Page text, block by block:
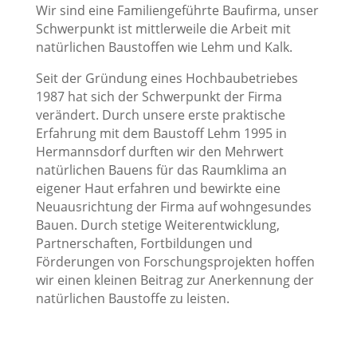
Wir sind eine Familiengeführte Baufirma, unser
Schwerpunkt ist mittlerweile die Arbeit mit
natürlichen Baustoffen wie Lehm und Kalk.
Seit der Gründung eines Hochbaubetriebes
1987 hat sich der Schwerpunkt der Firma
verändert. Durch unsere erste praktische
Erfahrung mit dem Baustoff Lehm 1995 in
Hermannsdorf durften wir den Mehrwert
natürlichen Bauens für das Raumklima an
eigener Haut erfahren und bewirkte eine
Neuausrichtung der Firma auf wohngesundes
Bauen. Durch stetige Weiterentwicklung,
Partnerschaften, Fortbildungen und
Förderungen von Forschungsprojekten hoffen
wir einen kleinen Beitrag zur Anerkennung der
natürlichen Baustoffe zu leisten.